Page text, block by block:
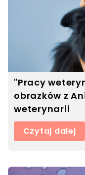
"Pracy
obrazków z
weterynarii
Czytaj dalej